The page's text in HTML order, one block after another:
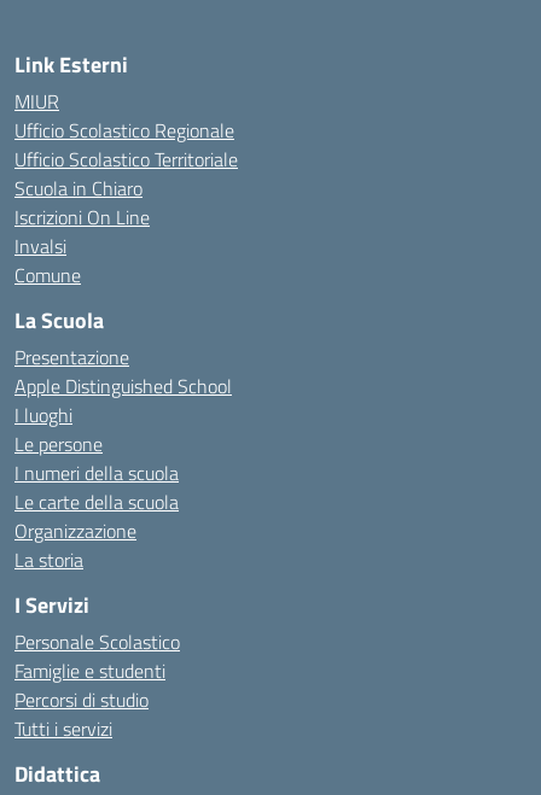
Link Esterni
MIUR
Ufficio Scolastico Regionale
Ufficio Scolastico Territoriale
Scuola in Chiaro
Iscrizioni On Line
Invalsi
Comune
La Scuola
Presentazione
Apple Distinguished School
I luoghi
Le persone
I numeri della scuola
Le carte della scuola
Organizzazione
La storia
I Servizi
Personale Scolastico
Famiglie e studenti
Percorsi di studio
Tutti i servizi
Didattica